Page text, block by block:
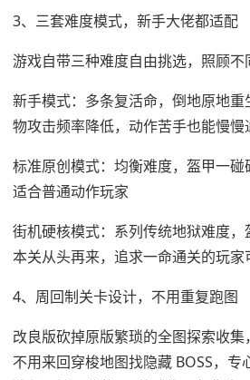
3、三套难度模式，新手大佬都适配
游戏自带三种难度自由挑选，照顾不
新手模式：多条复活命，倒地原地
物攻击频率降低，动作苦手也能慢慢
标准原创模式：均衡难度，盔甲一碰
适合普通动作玩家
街机硬核模式：系列传统地狱难度
本关从头再来，追求一命通关的玩家
4、周回制关卡设计，不用重复跑图
改良版砍掉原版繁琐的全图探索收集
不用来回穿梭地图找隐藏 BOSS，专